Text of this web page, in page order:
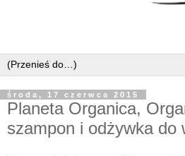
środa, 17 czerwca 2015
Planeta Organica,
szampon i odżywka do